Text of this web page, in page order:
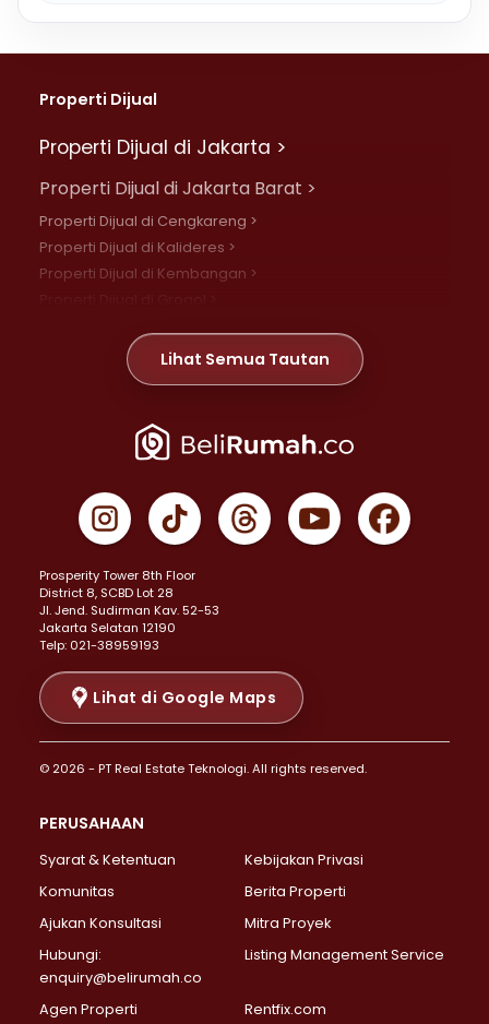
Properti Dijual
Properti Dijual di Jakarta >
Properti Dijual di Jakarta Barat >
Properti Dijual di Cengkareng >
Properti Dijual di Kalideres >
Properti Dijual di Kembangan >
Properti Dijual di Meruya >
Properti Dijual di Jelambar >
Properti Dijual di Jakarta Pusat >
Properti Dijual di Gambir >
Properti Dijual di Johar Baru >
Properti Dijual di Menteng >
Properti Dijual di Senen >
Properti Dijual di Tanah Abang >
Properti Dijual di Cikini >
Properti Dijual di Kramat >
Properti Dijual di Pasar Baru >
Properti Dijual di Bendungan Hilir >
Properti Dijual di Jakarta Selatan >
Properti Dijual di Lebak Bulus >
Properti Dijual di Gandaria Selatan >
Properti Dijual di Pondok Labu >
Properti Dijual di Lenteng Agung >
Properti Dijual di Senayan >
Properti Dijual di Pondok Pinang >
Lihat Semua Tautan
Prosperity Tower 8th Floor
District 8, SCBD Lot 28
JI. Jend. Sudirman Kav. 52-53
Jakarta Selatan 12190
Telp: 021-38959193
Lihat di Google Maps
© 2026 - PT Real Estate Teknologi. All rights reserved.
PERUSAHAAN
Syarat & Ketentuan
Kebijakan Privasi
Komunitas
Berita Properti
Ajukan Konsultasi
Mitra Proyek
Hubungi:
enquiry@belirumah.co
Listing Management Service
Agen Properti Rentfix.com